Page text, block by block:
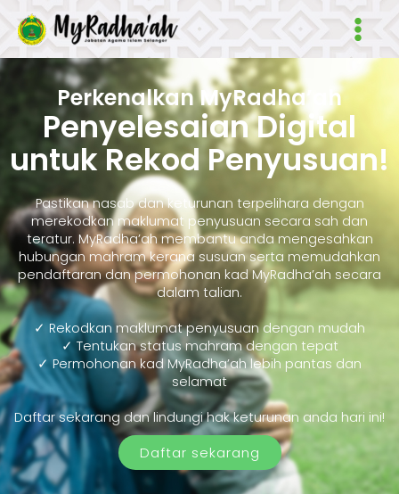
Main
Perkenalkan MyRadha’ah
Penyelesaian Digital
untuk Rekod Penyusuan!
Pastikan nasab dan keturunan terpelihara dengan
merekodkan maklumat penyusuan secara sah dan
teratur. MyRadha’ah membantu anda mengesahkan
hubungan mahram kerana susuan serta memudahkan
pendaftaran dan permohonan kad MyRadha’ah secara
dalam talian.
✓ Rekodkan maklumat penyusuan dengan mudah
✓ Tentukan status mahram dengan tepat
✓ Permohonan kad MyRadha’ah lebih pantas dan
selamat
Daftar sekarang dan lindungi hak keturunan anda hari ini!
Daftar sekarang